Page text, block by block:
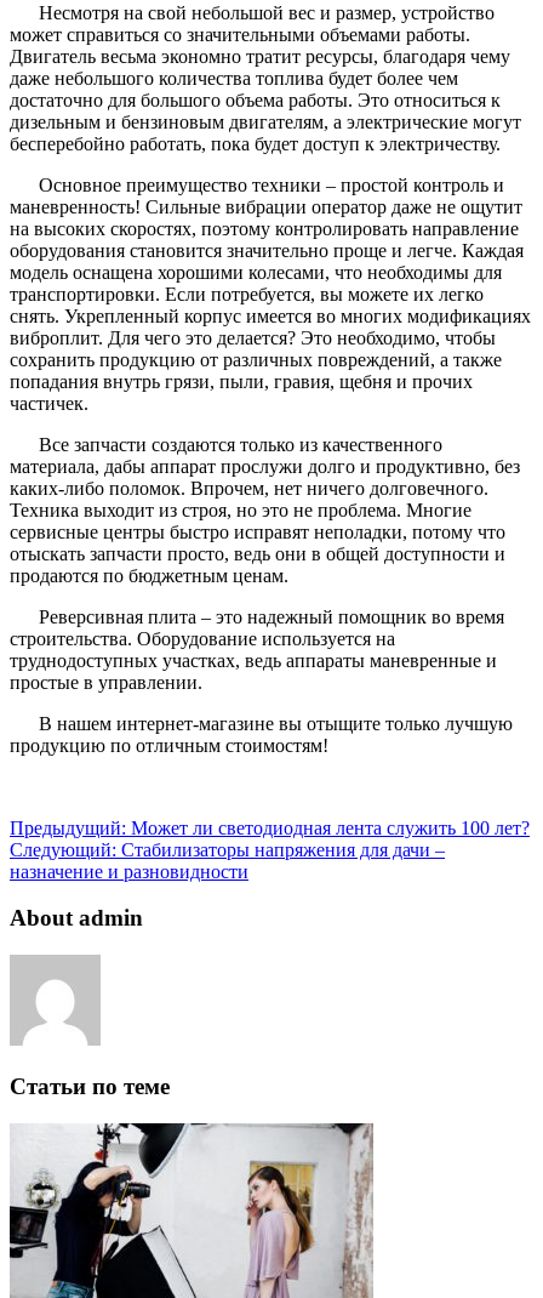
Несмотря на свой небольшой вес и размер, устройство
может справиться со значительными объемами работы.
Двигатель весьма экономно тратит ресурсы, благодаря чему
даже небольшого количества топлива будет более чем
достаточно для большого объема работы. Это относиться к
дизельным и бензиновым двигателям, а электрические могут
бесперебойно работать, пока будет доступ к электричеству.
Основное преимущество техники – простой контроль и
маневренность! Сильные вибрации оператор даже не ощутит
на высоких скоростях, поэтому контролировать направление
оборудования становится значительно проще и легче. Каждая
модель оснащена хорошими колесами, что необходимы для
транспортировки. Если потребуется, вы можете их легко
снять. Укрепленный корпус имеется во многих модификациях
виброплит. Для чего это делается? Это необходимо, чтобы
сохранить продукцию от различных повреждений, а также
попадания внутрь грязи, пыли, гравия, щебня и прочих
частичек.
Все запчасти создаются только из качественного
материала, дабы аппарат прослужи долго и продуктивно, без
каких-либо поломок. Впрочем, нет ничего долговечного.
Техника выходит из строя, но это не проблема. Многие
сервисные центры быстро исправят неполадки, потому что
отыскать запчасти просто, ведь они в общей доступности и
продаются по бюджетным ценам.
Реверсивная плита – это надежный помощник во время
строительства. Оборудование используется на
труднодоступных участках, ведь аппараты маневренные и
простые в управлении.
В нашем интернет-магазине вы отыщите только лучшую
продукцию по отличным стоимостям!
Предыдущий: Может ли светодиодная лента служить 100 лет?
Следующий: Стабилизаторы напряжения для дачи –
назначение и разновидности
About admin
Статьи по теме